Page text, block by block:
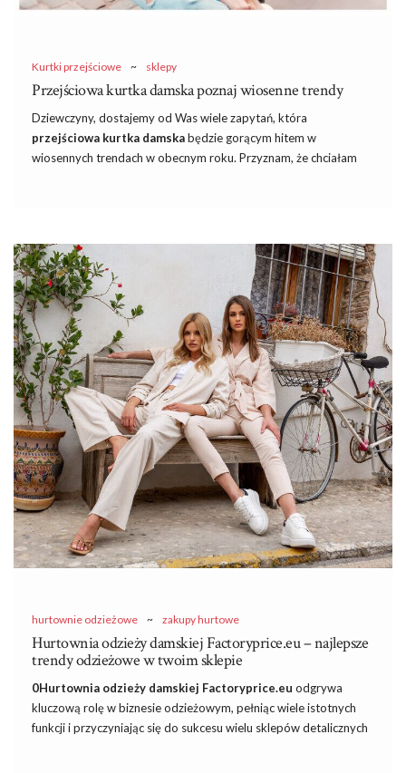
Kurtki przejściowe ~ sklepy
Przejściowa kurtka damska poznaj wiosenne trendy
Dziewczyny, dostajemy od Was wiele zapytań, która
przejściowa kurtka damskabędzie gorącym hitem w
wiosennych trendach w obecnym roku. Przyznam, że chciałam
stylizacjach.
eButik.plprzygotował się na
duże zainteresowanie wśród kobiet i uzbroił się w przepiękne
perełki, które z pewnością wpadną Wam w oko. Przejściowa
kurtka damska poznaj wiosenne trendy – w takim razie nie
przedłużam i zapraszam do dzisiejszej lektury.
Czy przejściowa kurtka damska jest
potrzebna?
Przejściowy okres …
hurtownie odzieżowe ~ zakupy hurtowe
Hurtownia odzieży damskiej Factoryprice.eu – najlepsze
trendy odzieżowe w twoim sklepie
0Hurtownia odzieży damskiej Factoryprice.eu odgrywa
kluczową rolę w biznesie odzieżowym, pełniąc wiele istotnych
funkcji i przyczyniając się do sukcesu wielu sklepów detalicznych